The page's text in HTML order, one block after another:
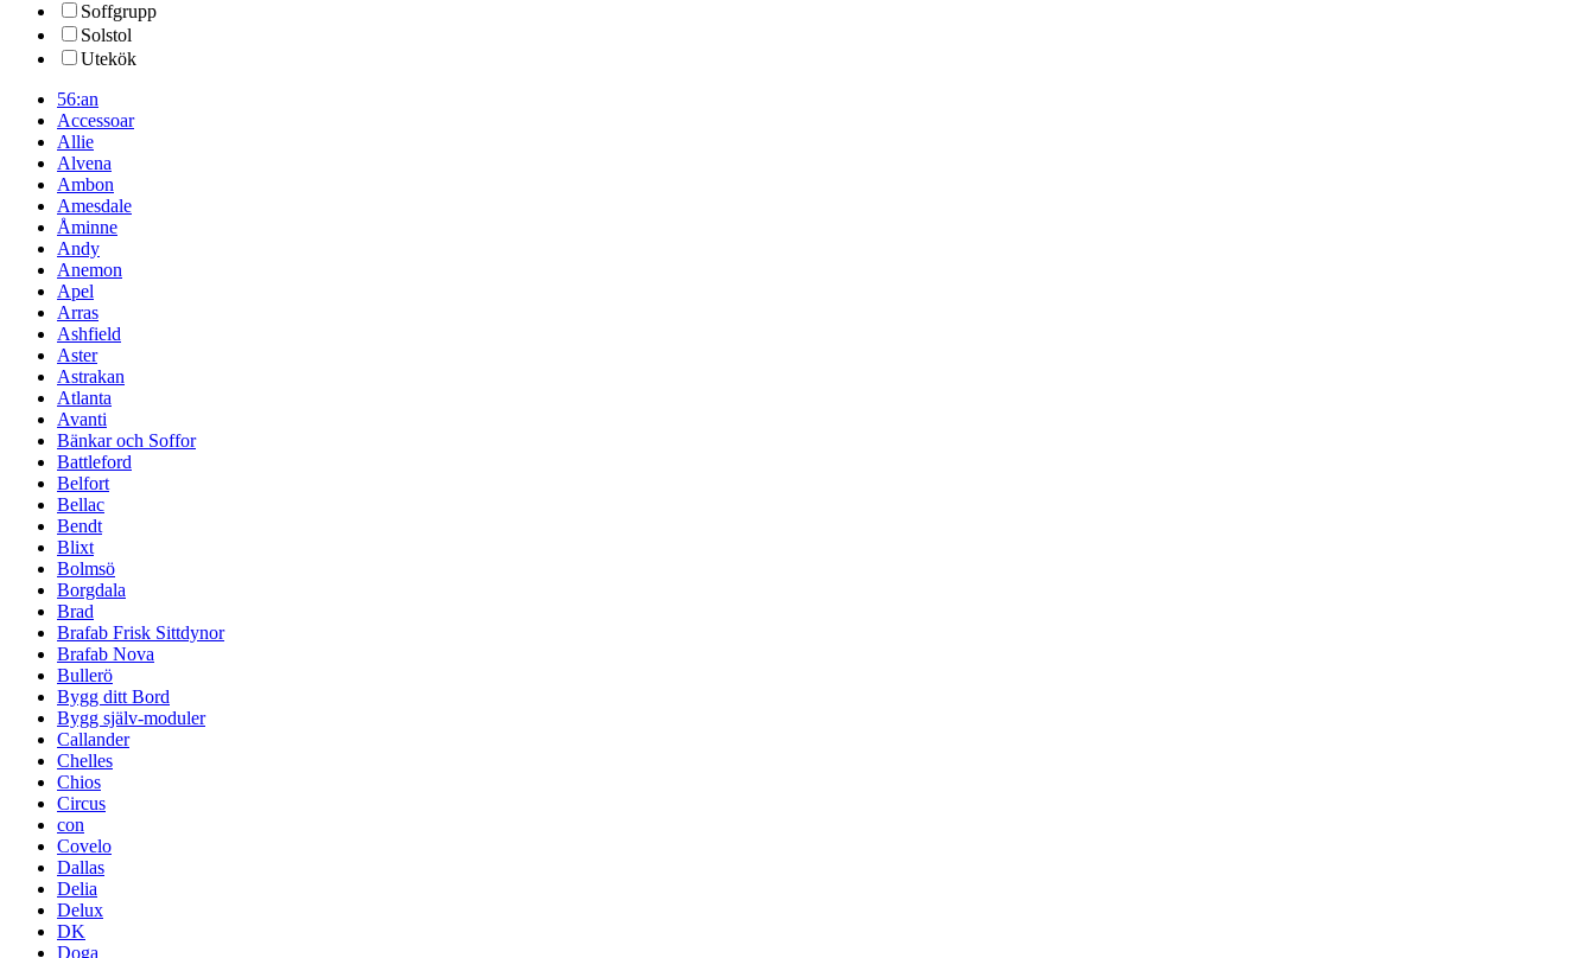
Soffgrupp
Solstol
Utekök
56:an
Accessoar
Allie
Alvena
Ambon
Amesdale
Åminne
Andy
Anemon
Apel
Arras
Ashfield
Aster
Astrakan
Atlanta
Avanti
Bänkar och Soffor
Battleford
Belfort
Bellac
Bendt
Blixt
Bolmsö
Borgdala
Brad
Brafab Frisk Sittdynor
Brafab Nova
Bullerö
Bygg ditt Bord
Bygg själv-moduler
Callander
Chelles
Chios
Circus
con
Covelo
Dallas
Delia
Delux
DK
Doga